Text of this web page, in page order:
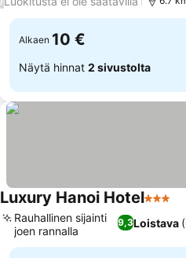
Alkaen 10 €
Näytä hinnat 2 sivustolta
Luxury Hanoi Hotel3
9,3Loistava
Rauhallinen sijainti
joen rannalla